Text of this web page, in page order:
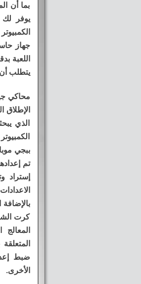
بما أن
يوفر
جهاز
يتطلب
الإطلاق
الذي
ببجي
تم
كرت
ضبط
الأخرى.